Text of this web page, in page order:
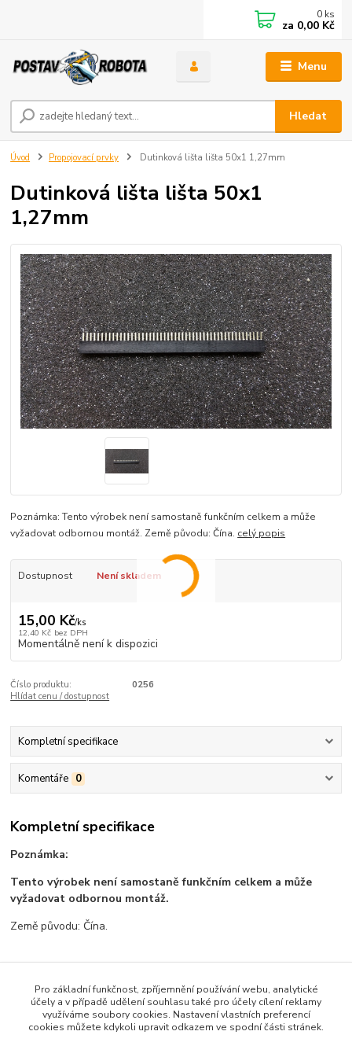
Menu
Hledat
0 ks
za 0,00 Kč
Úvod Propojovací prvky Dutinková lišta lišta 50x1 1,27mm
Dutinková lišta lišta 50x1
1,27mm
Poznámka: Tento výrobek není samostaně funkčním celkem a může
vyžadovat odbornou montáž. Země původu: Čína. celý popis
Dostupnost Není skladem
15,00 Kč/ks
12,40 Kč bez DPH
Momentálně není k dispozici
Číslo produktu:
0256
Hlídat cenu / dostupnost
Kompletní specifikace
Komentáře 0
Kompletní specifikace
Poznámka:
Tento výrobek není samostaně funkčním celkem a může
vyžadovat odbornou montáž.
Země původu: Čína.
Zboží zařazeno v kategoriích
Všechno zboží
Pro základní funkčnost, zpříjemnění používání webu, analytické
účely a v případě udělení souhlasu také pro účely cílení reklamy
využíváme soubory cookies. Nastavení vlastních preferencí
cookies můžete kdykoli upravit odkazem ve spodní části stránek.